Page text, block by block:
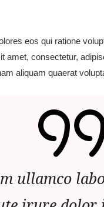
eos qui ratione
amet, consectetur,
aliquam quaerat
ullamco